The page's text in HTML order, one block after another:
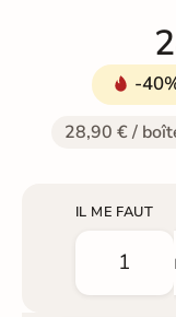
-
28,90 € /
IL ME FAUT